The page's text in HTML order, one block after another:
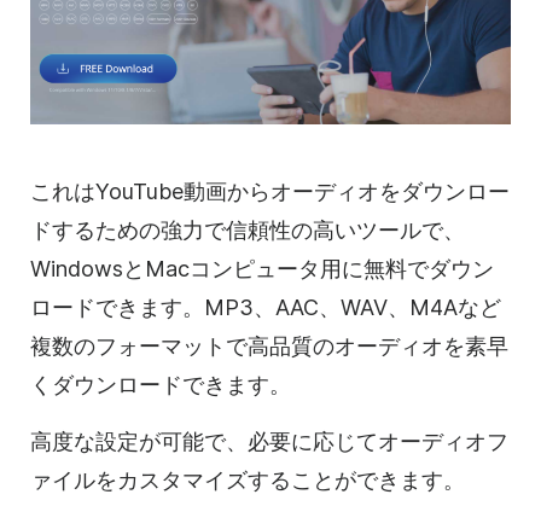
これはYouTube動画からオーディオをダウンロー
ドするための強力で信頼性の高いツールで、
WindowsとMacコンピュータ用に無料でダウン
ロードできます。MP3、AAC、WAV、M4Aなど
複数のフォーマットで高品質のオーディオを素早
くダウンロードできます。
高度な設定が可能で、必要に応じてオーディオフ
ァイルをカスタマイズすることができます。